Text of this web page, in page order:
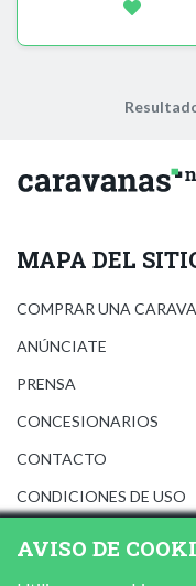
MAPA DEL
COMPRAR UNA
ANÚNCIATE
PRENSA
CONCESIONARIOS
CONTACTO
CONDICIONES DE USO
AVISO DE